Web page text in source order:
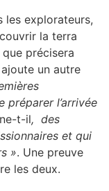
les explorateurs,
la terra
que précisera
un autre
préparer l’arrivée
t-il, des
et qui
». Une preuve
les deux.